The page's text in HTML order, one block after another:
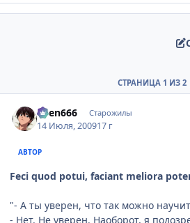
СТРАНИЦА 1 ИЗ 2
oven666 Старожилы
14 Июля, 200917 г
АВТОР
Feci quod potui, faciant meliora
"- А ты уверен, что так можно
- Нет. Не уверен. Наоборот, я